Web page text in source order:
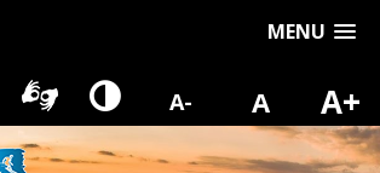
MENU
A- A A+